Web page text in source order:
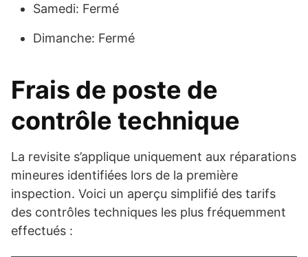
Samedi: Fermé
Dimanche: Fermé
Frais de poste de
contrôle technique
La revisite s’applique uniquement aux réparations
mineures identifiées lors de la première
inspection. Voici un aperçu simplifié des tarifs
des contrôles techniques les plus fréquemment
effectués :